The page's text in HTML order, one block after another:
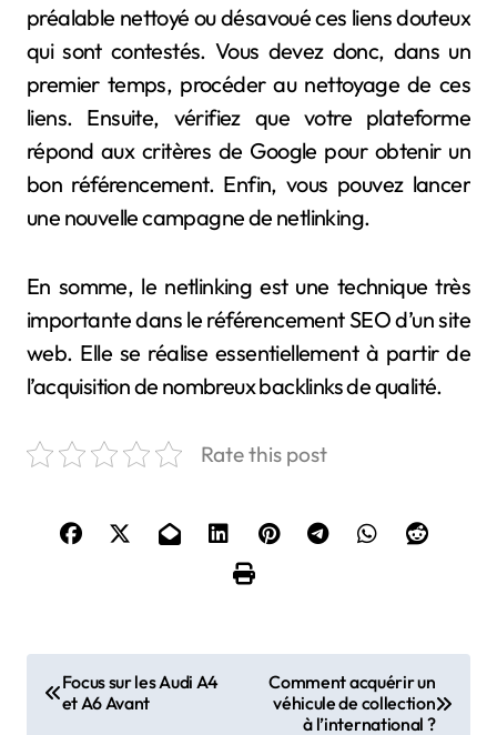
préalable nettoyé ou désavoué ces liens douteux
qui sont contestés. Vous devez donc, dans un
premier temps, procéder au nettoyage de ces
liens. Ensuite, vérifiez que votre plateforme
répond aux critères de Google pour obtenir un
bon référencement. Enfin, vous pouvez lancer
une nouvelle campagne de netlinking.
En somme, le netlinking est une technique très
importante dans le référencement SEO d’un site
web. Elle se réalise essentiellement à partir de
l’acquisition de nombreux backlinks de qualité.
Rate this post
N Focus sur les Audi A4
et A6 Avant
Comment acquérir un
véhicule de collection
à l’international ?